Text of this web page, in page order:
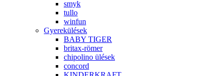
smyk
tullo
winfun
Gyerekülések
BABY TIGER
britax-römer
chipolino ülések
concord